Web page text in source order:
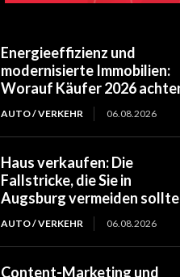
Energieeffizienz und
modernisierte Immobilien:
Worauf Käufer 2026
AUTO / VERKEHR 06.08.2026
Haus verkaufen: Die
Fallstricke, die Sie in
Augsburg vermeiden
AUTO / VERKEHR 06.08.2026
Content-Marketing und